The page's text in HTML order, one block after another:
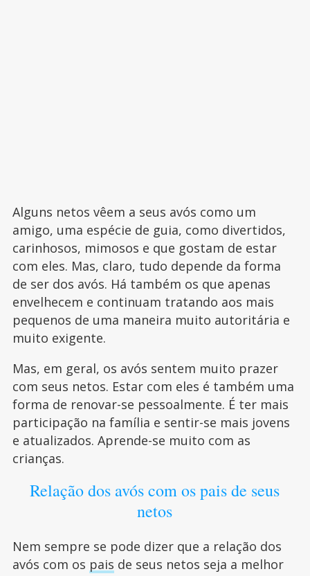
Alguns netos vêem a seus avós como um
amigo, uma espécie de guia, como divertidos,
carinhosos, mimosos e que gostam de estar
com eles. Mas, claro, tudo depende da forma
de ser dos avós. Há também os que apenas
envelhecem e continuam tratando aos mais
pequenos de uma maneira muito autoritária e
muito exigente.
Mas, em geral, os avós sentem muito prazer
com seus netos. Estar com eles é também uma
forma de renovar-se pessoalmente. É ter mais
participação na família e sentir-se mais jovens
e atualizados. Aprende-se muito com as
crianças.
Relação dos avós com os pais de seus
netos
Nem sempre se pode dizer que a relação dos
avós com os pais de seus netos seja a melhor